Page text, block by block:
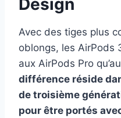
Design
Avec des tiges plus
oblongs, les AirPods
aux AirPods Pro
différence réside
de troisième
pour être portés